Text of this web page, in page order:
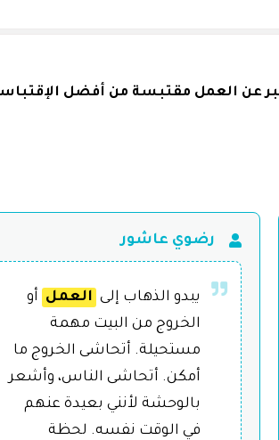
عن العمل مقتبسة من أفضل
رضوي عاشور
يبدو الذهاب إلى العمل
أو
الخروج من البيت مهمة
مستحيلة. أتحاشى الخروج ما
أمكن. أتحاشى الناس، وأشعر
بالوحشة لأنني بعيدة عنهم
في الوقت نفسه. لحظة